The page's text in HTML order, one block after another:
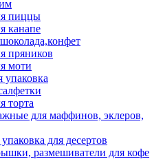
пиццы
канапе
пряников
моти
упаковка
торта
для маффинов, эклеров,
для десертов
размешиватели для кофе